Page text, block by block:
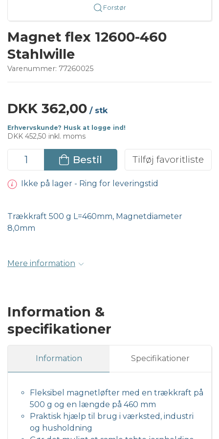
Forstør
Magnet flex 12600-460
Stahlwille
Varenummer: 77260025
DKK 362,00 / stk
Erhvervskunde? Husk at logge ind!
DKK 452,50 inkl. moms
Bestil Tilføj favoritliste
Ikke på lager - Ring for leveringstid
Trækkraft 500 g L=460mm, Magnetdiameter
8,0mm
Mere information
Information &
specifikationer
Information Specifikationer
Fleksibel magnetløfter med en trækkraft på
500 g og en længde på 460 mm
Praktisk hjælp til brug i værksted, industri
og husholdning